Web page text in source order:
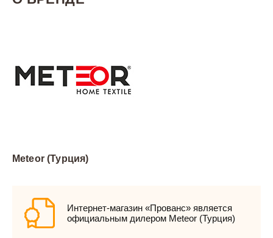
Meteor (Турция)
Интернет-магазин «Прованс» является
официальным дилером Meteor (Турция)